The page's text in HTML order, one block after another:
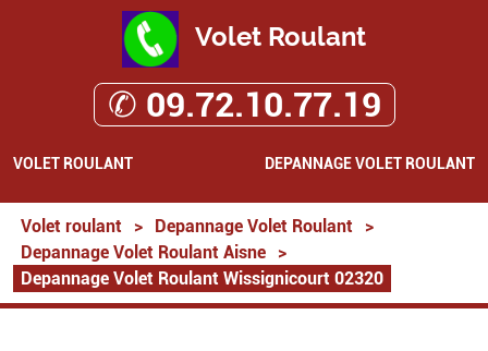
Volet Roulant
✆ 09.72.10.77.19
VOLET ROULANT DEPANNAGE VOLET ROULANT
Volet roulant > Depannage Volet Roulant
>
Depannage Volet Roulant Aisne
>
Depannage Volet Roulant Wissignicourt 02320